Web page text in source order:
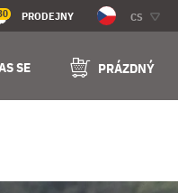
PRODEJNY CS
SE PRÁZDNÝ